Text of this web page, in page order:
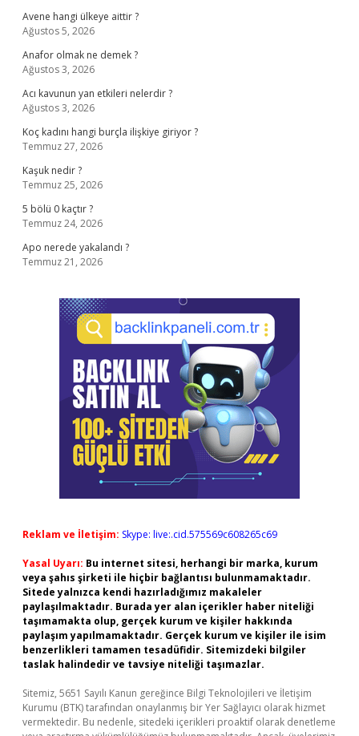
Avene hangi ülkeye aittir ?
Ağustos 5, 2026
Anafor olmak ne demek ?
Ağustos 3, 2026
Acı kavunun yan etkileri nelerdir ?
Ağustos 3, 2026
Koç kadını hangi burçla ilişkiye giriyor ?
Temmuz 27, 2026
Kaşuk nedir ?
Temmuz 25, 2026
5 bölü 0 kaçtır ?
Temmuz 24, 2026
Apo nerede yakalandı ?
Temmuz 21, 2026
Reklam ve İletişim: Skype: live:.cid.575569c608265c69
Yasal Uyarı: Bu internet sitesi, herhangi bir marka, kurum
veya şahıs şirketi ile hiçbir bağlantısı bulunmamaktadır.
Sitede yalnızca kendi hazırladığımız makaleler
paylaşılmaktadır. Burada yer alan içerikler haber niteliği
taşımamakta olup, gerçek kurum ve kişiler hakkında
paylaşım yapılmamaktadır. Gerçek kurum ve kişiler ile isim
benzerlikleri tamamen tesadüfidir. Sitemizdeki bilgiler
taslak halindedir ve tavsiye niteliği taşımazlar.
Sitemiz, 5651 Sayılı Kanun gereğince Bilgi Teknolojileri ve İletişim
Kurumu (BTK) tarafından onaylanmış bir Yer Sağlayıcı olarak hizmet
vermektedir. Bu nedenle, sitedeki içerikleri proaktif olarak denetleme